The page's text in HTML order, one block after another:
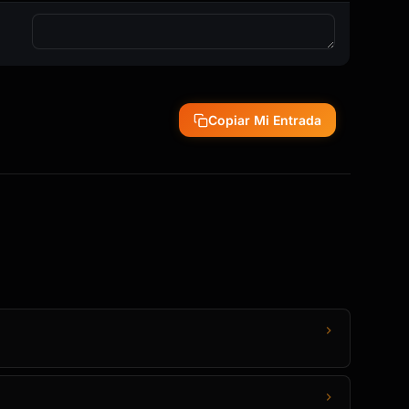
Copiar Mi Entrada